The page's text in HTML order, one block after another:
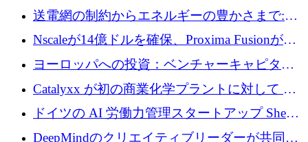
ラットフォームを拡大するために 100 万ユー
ロを調達
送電網の制約からエネルギーの豊かさまで:
Envision の Gobi X がヨーロッパの AI の未来
Nscaleが14億ドルを確保、Proxima Fusionが4
億1,100万ユーロを獲得、Invest EuropeはVCの
ヨーロッパへの投資：ベンチャーキャピタル
が過去2番目に高い水準に到達
Catalyxx が初の商業化学プラントに対して EU
から 2,000 万ユーロ以上の支援を獲得
ドイツの AI 労働力管理スタートアップ Sherpa
がプレシードで 220 万ドルを調達
DeepMindのクリエイティブリーダーが共同設